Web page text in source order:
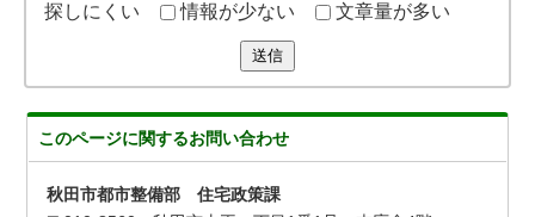
探しにくい
情報が少ない 文章量が多い
送信
このページに関するお問い合わせ
秋田市都市整備部 住宅政策課